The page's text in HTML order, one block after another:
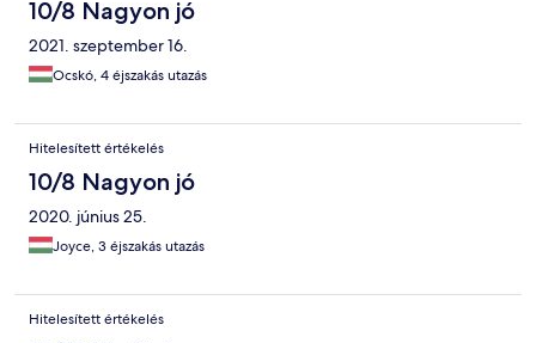
10/8 Nagyon jó
2021. szeptember 16.
Ocskó, 4 éjszakás utazás
Hitelesített értékelés
10/8 Nagyon jó
2020. június 25.
Joyce, 3 éjszakás utazás
Hitelesített értékelés